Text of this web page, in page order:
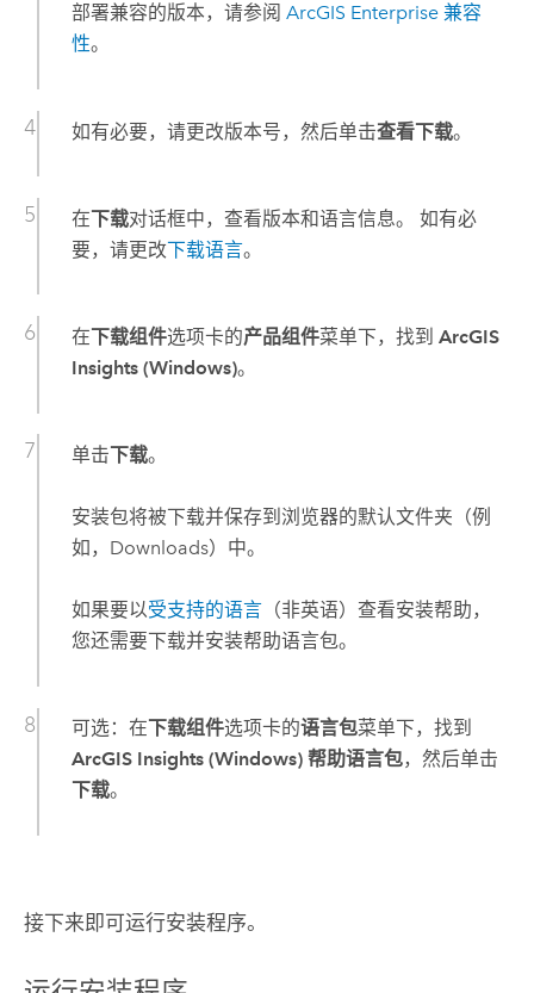
部署兼容的版本，请参阅 ArcGIS Enterprise兼容
性。
如有必要，请更改版本号，然后单击查看下载。
在下载对话框中，查看版本和语言信息。 如有必
要，请更改下载语言。
在下载组件选项卡的产品组件菜单下，找到 ArcGIS
Insights (Windows)。
单击下载。
安装包将被下载并保存到浏览器的默认文件夹（例
如，Downloads）中。
如果要以受支持的语言（非英语）查看安装帮助，
您还需要下载并安装帮助语言包。
可选：在下载组件选项卡的语言包菜单下，找到
ArcGIS Insights (Windows) 帮助语言包，然后单击
下载。
接下来即可运行安装程序。